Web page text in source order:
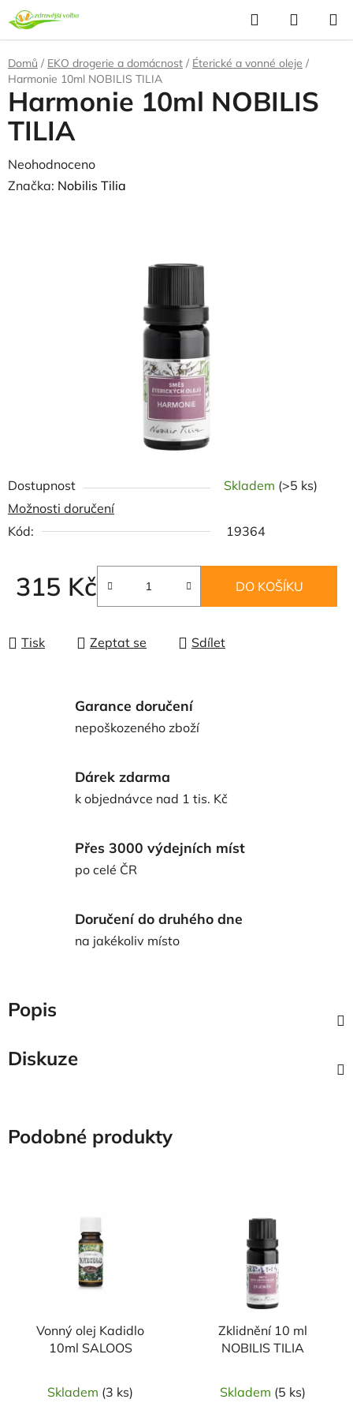
Přejít
na
obsah
Hledat
KOŠÍK
Domů / EKO drogerie a domácnost / Éterické a vonné oleje /
Harmonie 10ml NOBILIS TILIA
Dostupnost Skladem (>5 ks)
Možnosti doručení
Kód:
19364
315 Kč DO KOŠÍKU
Tisk Zeptat se Sdílet
Harmonie 10ml NOBILIS
TILIA
Průměrné
hodnocení
Neohodnoceno
Značka: Nobilis Tilia
Garance doručení
nepoškozeného zboží
Dárek zdarma
k objednávce nad 1 tis. Kč
Přes 3000 výdejních míst
po celé ČR
Doručení do druhého dne
na jakékoliv místo
Popis
Diskuze
Podobné produkty
Vonný olej Kadidlo
10ml SALOOS
Skladem (3 ks)
Zklidnění 10 ml
NOBILIS TILIA
Skladem (5 ks)